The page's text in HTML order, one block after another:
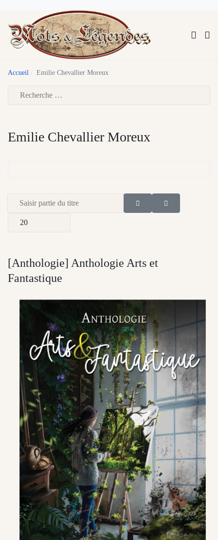
Accueil Emilie Chevallier Moreux
Emilie Chevallier Moreux
Saisir partie du titre
Afficher #
[Anthologie] Anthologie Arts et
Fantastique